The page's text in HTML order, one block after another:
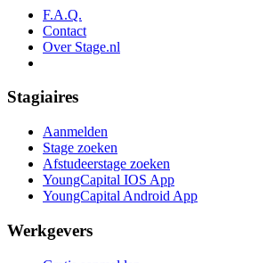
F.A.Q.
Contact
Over Stage.nl
Stagiaires
Aanmelden
Stage zoeken
Afstudeerstage zoeken
YoungCapital IOS App
YoungCapital Android App
Werkgevers